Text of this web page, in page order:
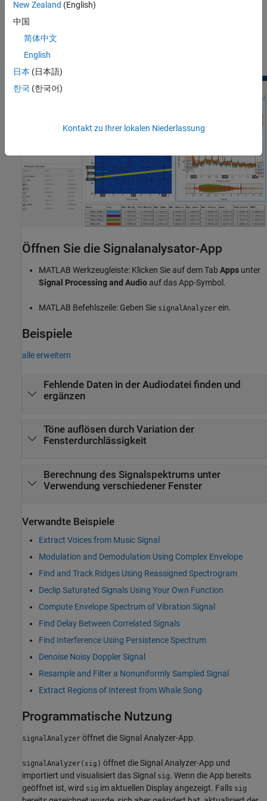
Weitere Informationen finden Sie unter
Skalogramm-Ansicht zu verwenden und Wavelet-
Entrauschung auf Signale anzuwenden.
Öffnen Sie die Signalanalysator-App
MATLAB Werkzeugleiste: Klicken Sie auf dem Tab Apps unter
Signal Processing and Audio auf das App-Symbol.
MATLAB Befehlszeile: Geben Sie signalAnalyzer ein.
Beispiele
alle erweitern
Fehlende Daten in der Audiodatei finden und
ergänzen
Töne auflösen durch Variation der
Fensterdurchlässigkeit
Berechnung des Signalspektrums unter
Verwendung verschiedener Fenster
Verwandte Beispiele
Extract Voices from Music Signal
Modulation and Demodulation Using Complex Envelope
Find and Track Ridges Using Reassigned Spectrogram
Declip Saturated Signals Using Your Own Function
Compute Envelope Spectrum of Vibration Signal
Find Delay Between Correlated Signals
Find Interference Using Persistence Spectrum
Denoise Noisy Doppler Signal
Resample and Filter a Nonuniformly Sampled Signal
Extract Regions of Interest from Whale Song
Programmatische Nutzung
signalAnalyzer öffnet dieSignal Analyzer-App.
signalAnalyzer( sig ) öffnet dieSignal Analyzer-App und
importiert und visualisiert das Signal sig. Wenn die App bereits
geöffnet ist, wird sig im aktuellen Display angezeigt. Falls sig
New Zealand (English)
中国
简体中文
English
日本 (日本語)
한국 (한국어)
Kontakt zu Ihrer lokalen Niederlassung